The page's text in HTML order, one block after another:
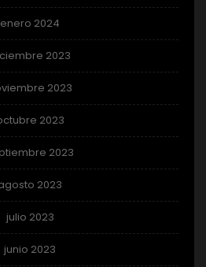
enero 2024
2023
2023
2023
2023
2023
julio 2023
junio 2023